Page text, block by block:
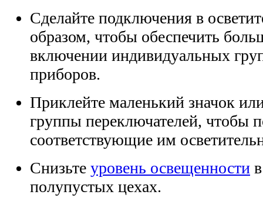
Сделайте подключения в
образом, чтобы обеспечить
включении индивидуальных
приборов.
Приклейте маленький значок
группы переключателей, чтобы
соответствующие им
Снизьте уровень освещенности
полупустых цехах.